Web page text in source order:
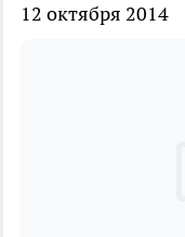
12 октября 2014